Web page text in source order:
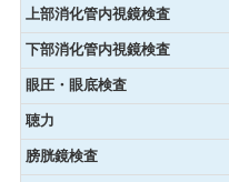
上部消化管内視鏡検査
下部消化管内視鏡検査
眼圧・眼底検査
聴力
膀胱鏡検査